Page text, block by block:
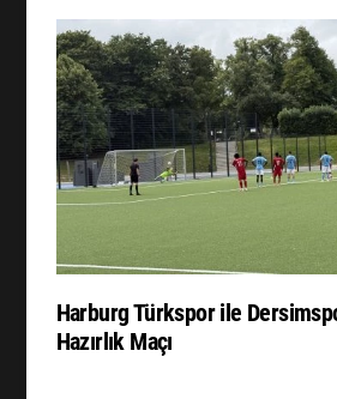
Harburg Türkspor ile
Hazırlık Maçı